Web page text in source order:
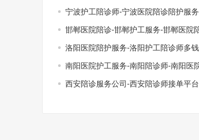
宁波护工陪诊师-宁波医院陪诊陪护服
邯郸医院陪诊-邯郸护工服务-邯郸医院
洛阳医院陪护服务-洛阳护工陪诊师多
南阳医院护工服务-南阳陪诊师-南阳医
西安陪诊服务公司-西安陪诊师接单平台